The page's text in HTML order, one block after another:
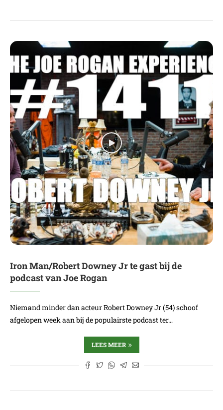
Iron Man/Robert Downey Jr te gast bij de
podcast van Joe Rogan
Niemand minder dan acteur Robert Downey Jr (54) schoof
afgelopen week aan bij de populairste podcast ter…
LEES MEER